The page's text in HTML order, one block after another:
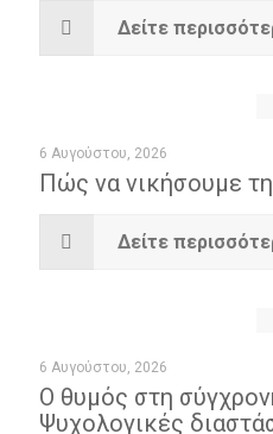
Δείτε
6 Αυγούστου, 2026
Πώς να νικήσουμε
Δείτε
6 Αυγούστου, 2026
Ο θυμός στη
Ψυχoλογικές